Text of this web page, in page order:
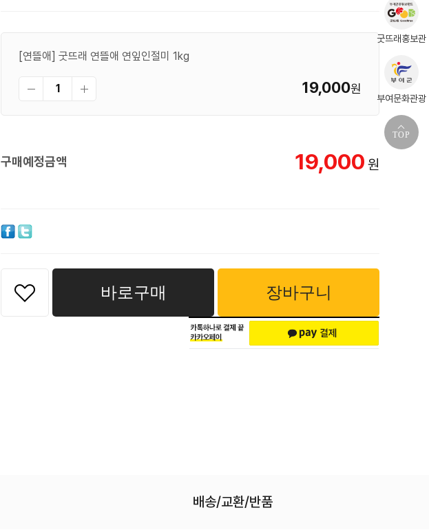
굿뜨래홍보관
부여문화관광
TOP
[연뜰애] 굿뜨래 연뜰애 연잎인절미 1kg
19,000원
구매예정금액 19,000 원
바로구매 장바구니
배송/교환/반품